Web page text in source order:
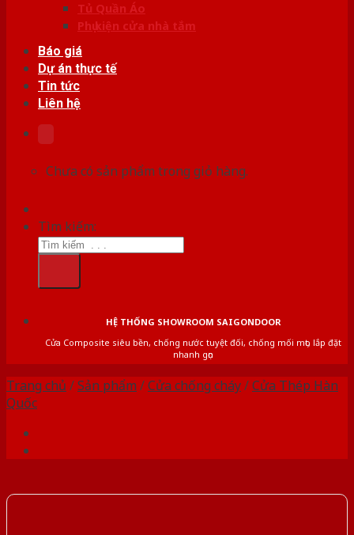
Tủ Quần Áo
Phụ kiện cửa nhà tắm
Báo giá
Dự án thực tế
Tin tức
Liên hệ
Chưa có sản phẩm trong giỏ hàng.
Tìm kiếm:
HỆ THỐNG SHOWROOM SAIGONDOOR
Cửa Composite siêu bền, chống nước tuyệt đối, chống mối mọt, lắp đặt
nhanh gọn
Trang chủ /Sản phẩm /Cửa chống cháy/Cửa Thép Hàn
Quốc